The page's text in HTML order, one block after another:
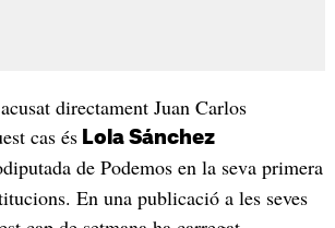
directament Juan Carlos
cas ésLola Sánchez
de Podemos en la seva primera
En una publicació a les seves